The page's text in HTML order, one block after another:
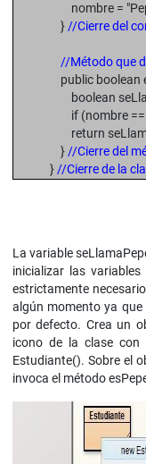
nombre =
} //Cierre del
//Método que
public boolean
boolean
if (nombre ==
return
} //Cierre del
}//Cierre de la
La variable
inicializar las
estrictamente
algún momento ya
por defecto. Crea un
icono de la clase con
Estudiante(). Sobre el
invoca el método